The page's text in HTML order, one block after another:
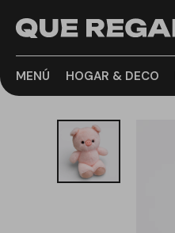
MENÚ HOGAR & DECO